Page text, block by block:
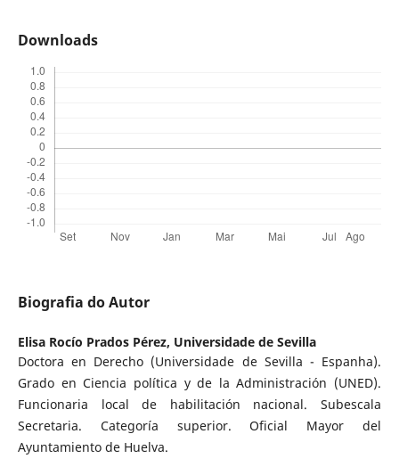
Downloads
Biografia do Autor
Elisa Rocío Prados Pérez, Universidade de Sevilla
Doctora en Derecho (Universidade de Sevilla - Espanha).
Grado en Ciencia política y de la Administración (UNED).
Funcionaria local de habilitación nacional. Subescala
Secretaria. Categoría superior. Oficial Mayor del
Ayuntamiento de Huelva.